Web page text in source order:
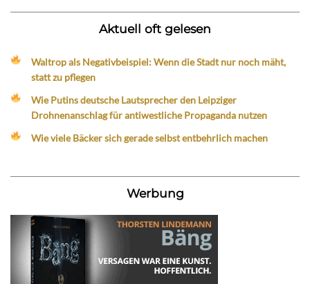
Aktuell oft gelesen
Waltrop als Negativbeispiel: Wenn die Stadt nur noch mäht,
statt zu pflegen
Wie Putins deutsche Lautsprecher den Leipziger
Drohnenanschlag für antiwestliche Propaganda nutzen
Wie viele Bäcker sich gerade selbst entbehrlich machen
Werbung